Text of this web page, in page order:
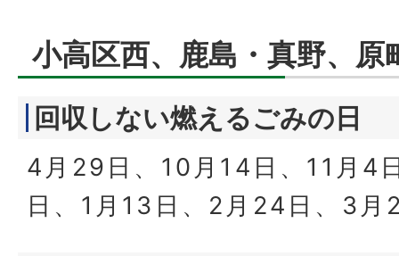
小高区西、鹿島・真野、原
回収しない燃えるごみの日
4月29日、10月14日、11月4
日、1月13日、2月24日、3月